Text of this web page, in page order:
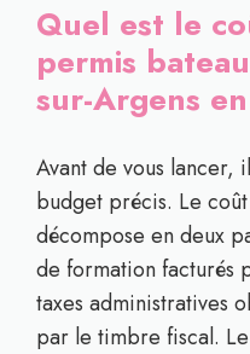
Quel est le
permis
sur-Argens
Avant de vous lancer,
budget précis. Le
décompose en deux
de formation facturés
taxes administratives
par le timbre fiscal.